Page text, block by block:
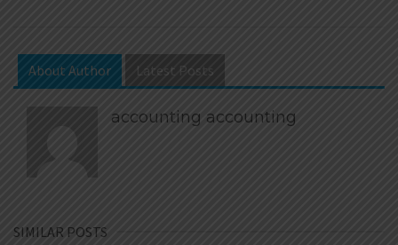
About Author Latest Posts
accounting accounting
SIMILAR POSTS